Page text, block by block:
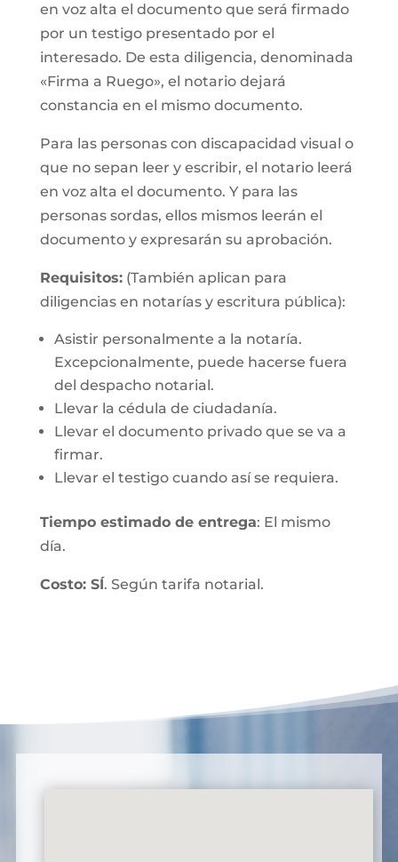
en voz alta el documento que será firmado
por un testigo presentado por el
interesado. De esta diligencia, denominada
«Firma a Ruego», el notario dejará
constancia en el mismo documento.
Para las personas con discapacidad visual o
que no sepan leer y escribir, el notario leerá
en voz alta el documento. Y para las
personas sordas, ellos mismos leerán el
documento y expresarán su aprobación.
Requisitos:(También aplican para
diligencias en notarías y escritura pública):
Asistir personalmente a la notaría.
Excepcionalmente, puede hacerse fuera
del despacho notarial.
Llevar la cédula de ciudadanía.
Llevar el documento privado que se va a
firmar.
Llevar el testigo cuando así se requiera.
Tiempo estimado de entrega: El mismo
día.
Costo: SÍ. Según tarifa notarial.